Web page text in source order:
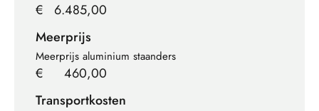
€
6.485,00
Meerprijs
Meerprijs aluminium staanders
€
460,00
Transportkosten